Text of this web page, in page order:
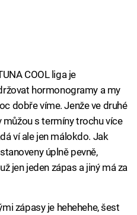
COOL liga je
hormonogramy a my
dobře víme. Jenže ve druhé
s termíny trochu více
ví ale jen málokdo. Jak
úplně pevně,
jen jeden zápas a jiný má za
zápasy je hehehehe, šest